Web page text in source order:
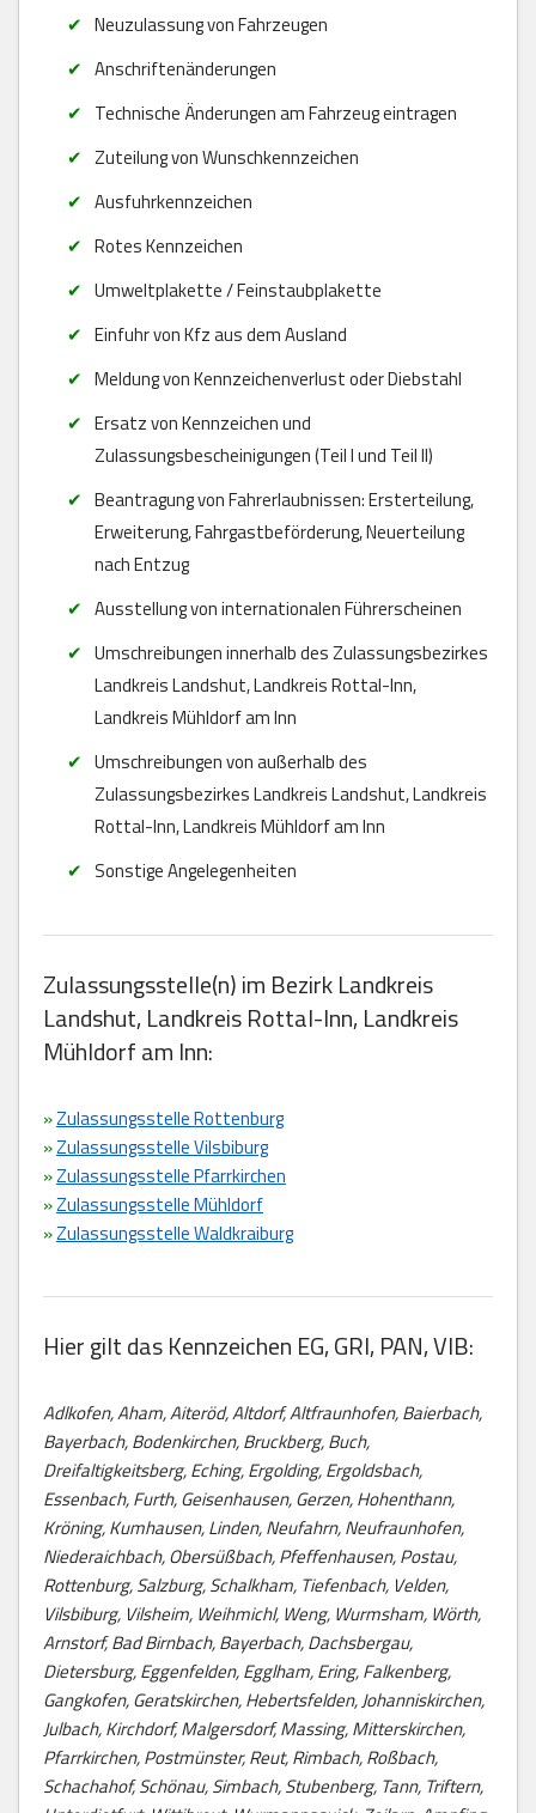
Neuzulassung von Fahrzeugen
Anschriftenänderungen
Technische Änderungen am Fahrzeug eintragen
Zuteilung von Wunschkennzeichen
Ausfuhrkennzeichen
Rotes Kennzeichen
Umweltplakette / Feinstaubplakette
Einfuhr von Kfz aus dem Ausland
Meldung von Kennzeichenverlust oder Diebstahl
Ersatz von Kennzeichen und
Zulassungsbescheinigungen (Teil I und Teil II)
Beantragung von Fahrerlaubnissen: Ersterteilung,
Erweiterung, Fahrgastbeförderung, Neuerteilung
nach Entzug
Ausstellung von internationalen Führerscheinen
Umschreibungen innerhalb des Zulassungsbezirkes
Landkreis Landshut, Landkreis Rottal-Inn,
Landkreis Mühldorf am Inn
Umschreibungen von außerhalb des
Zulassungsbezirkes Landkreis Landshut, Landkreis
Rottal-Inn, Landkreis Mühldorf am Inn
Sonstige Angelegenheiten
Zulassungsstelle(n) im Bezirk Landkreis
Landshut, Landkreis Rottal-Inn, Landkreis
Mühldorf am Inn:
»Zulassungsstelle Rottenburg
»Zulassungsstelle Vilsbiburg
»Zulassungsstelle Pfarrkirchen
»Zulassungsstelle Mühldorf
»Zulassungsstelle Waldkraiburg
Hier gilt das Kennzeichen EG, GRI, PAN, VIB:
Adlkofen, Aham, Aiteröd, Altdorf, Altfraunhofen, Baierbach,
Bayerbach, Bodenkirchen, Bruckberg, Buch,
Dreifaltigkeitsberg, Eching, Ergolding, Ergoldsbach,
Essenbach, Furth, Geisenhausen, Gerzen, Hohenthann,
Kröning, Kumhausen, Linden, Neufahrn, Neufraunhofen,
Niederaichbach, Obersüßbach, Pfeffenhausen, Postau,
Rottenburg, Salzburg, Schalkham, Tiefenbach, Velden,
Vilsbiburg, Vilsheim, Weihmichl, Weng, Wurmsham, Wörth,
Arnstorf, Bad Birnbach, Bayerbach, Dachsbergau,
Dietersburg, Eggenfelden, Egglham, Ering, Falkenberg,
Gangkofen, Geratskirchen, Hebertsfelden, Johanniskirchen,
Julbach, Kirchdorf, Malgersdorf, Massing, Mitterskirchen,
Pfarrkirchen, Postmünster, Reut, Rimbach, Roßbach,
Schachahof, Schönau, Simbach, Stubenberg, Tann, Triftern,